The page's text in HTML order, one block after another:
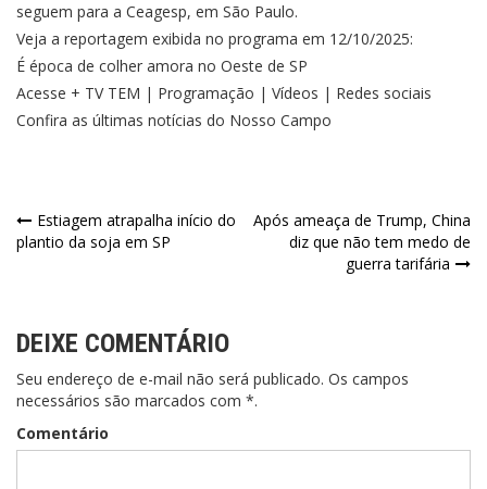
seguem para a Ceagesp, em São Paulo.
Veja a reportagem exibida no programa em 12/10/2025:
É época de colher amora no Oeste de SP
Acesse + TV TEM | Programação | Vídeos | Redes sociais
Confira as últimas notícias do Nosso Campo
Navegação
de
Estiagem atrapalha início do
plantio da soja em SP
Após ameaça de Trump, China
diz que não tem medo de
guerra tarifária
DEIXE COMENTÁRIO
Seu endereço de e-mail não será publicado. Os campos
necessários são marcados com *.
Comentário